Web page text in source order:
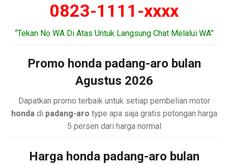
0823-1111-xxxx
“Tekan No WA Di Atas Untuk Langsung Chat Melalui WA”
Promo honda padang-aro bulan
Agustus 2026
Dapatkan promo terbaik untuk setiap pembelian motor
hondadi padang-aro type apa saja gratis potongan harga
5 persen dari harga normal
Harga honda padang-aro bulan